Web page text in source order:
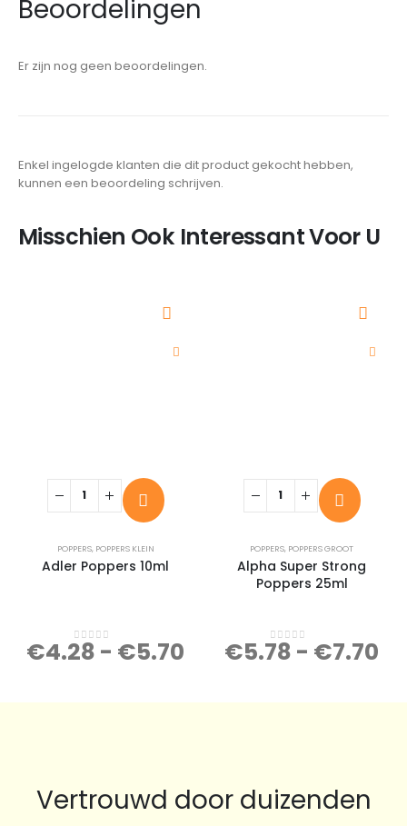
Beoordelingen
Er zijn nog geen beoordelingen.
Enkel ingelogde klanten die dit product gekocht hebben,
kunnen een beoordeling schrijven.
Misschien Ook Interessant Voor U
POPPERS, POPPERS KLEIN
Adler Poppers 10ml
0out of 5
€4.28 - €5.70
POPPERS, POPPERS GROOT
Alpha Super Strong
Poppers 25ml
0out of 5
€5.78 - €7.70
Vertrouwd door duizenden